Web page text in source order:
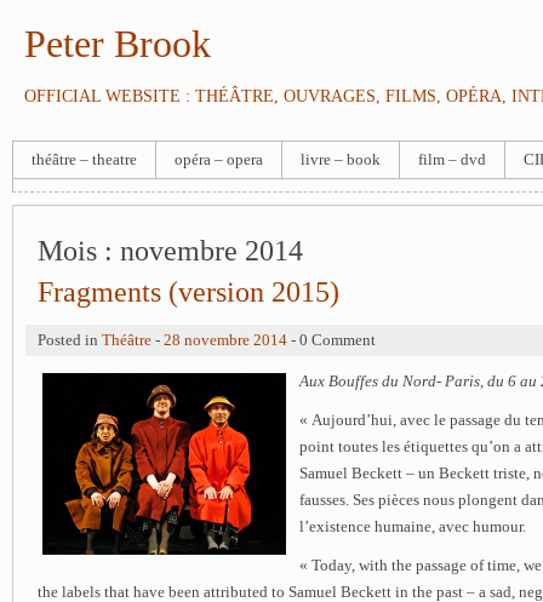
Peter Brook
OFFICIAL WEBSITE : THÉÂTRE, OUVRAGES, FILMS, OPÉRA,
théâtre – theatre opéra – opera livre – book film – dvd
Mois : novembre 2014
Fragments (version 2015)
Posted in Théâtre - 28 novembre 2014 - 0 Comment
Aux Bouffes du Nord- Paris, du 6
« Aujourd’hui, avec le passage du
point toutes les étiquettes qu’on a
Samuel Beckett – un Beckett triste,
fausses. Ses pièces nous plongent
l’existence humaine, avec humour.
« Today, with the passage of time,
the labels that have been attributed to Samuel Beckett in the past – a sad,